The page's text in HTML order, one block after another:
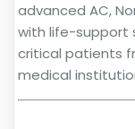
advanced AC,
with life-support
critical patients
medical